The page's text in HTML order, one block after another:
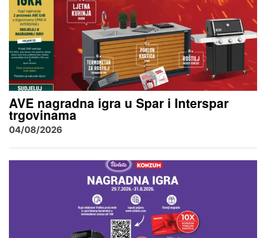
AVE nagradna igra u Spar i Interspar
trgovinama
04/08/2026